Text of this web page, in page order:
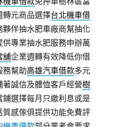
轉元商品選擇台北機車借
伴抽水肥車廠商幫抽化
供專業抽水肥服務申辦萬
舖企業週轉有效降低你借
務幫助高雄汽車借款多元
誠信及體恤客戶經營樹
選擇每月只繳利息或是
質感傢俱提供功能免費評